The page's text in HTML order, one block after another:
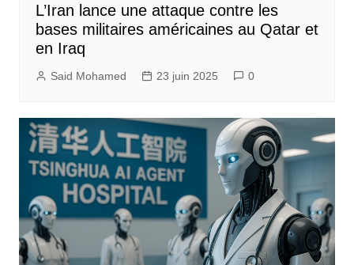
L’Iran lance une attaque contre les
bases militaires américaines au Qatar et
en Iraq
Said Mohamed 23 juin 2025 0